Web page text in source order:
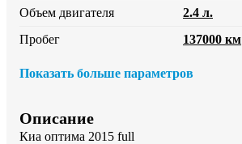
Объем двигателя
2.4 л.
Пробег
137000 км
Показать больше параметров
Описание
Киа оптима 2015 full